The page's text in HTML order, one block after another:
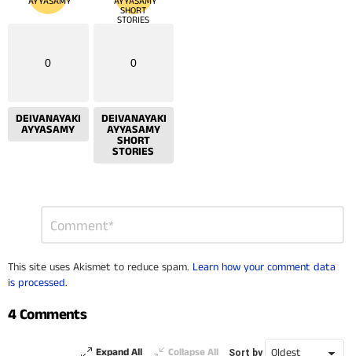
0
DEIVANAYAKI
AYYASAMY
0
DEIVANAYAKI
AYYASAMY
SHORT
STORIES
This site uses Akismet to reduce spam. Learn how your comment data
is processed.
4 Comments
Expand All Collapse All Sort by